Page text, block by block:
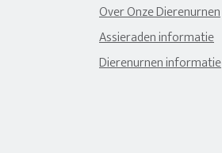
Over Onze Dierenurnen
Assieraden informatie
Dierenurnen informatie